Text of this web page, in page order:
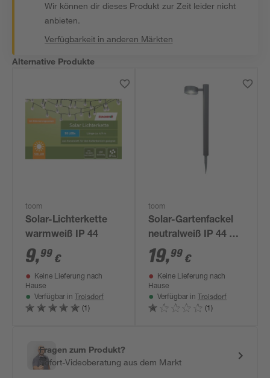
Wir können dir dieses Produkt zur Zeit leider nicht
anbieten.
Verfügbarkeit in anderen Märkten
Alternative Produkte
toom
Solar-Lichterkette
warmweiß IP 44
9,99 €
Keine Lieferung nach
Hause
Verfügbar in Troisdorf
(1)
toom
Solar-Gartenfackel
neutralweiß IP 44 Ø
8,9 x 65 cm
19,99 €
Keine Lieferung nach
Hause
Verfügbar in Troisdorf
(1)
Fragen zum Produkt?
Sofort-Videoberatung aus dem Markt